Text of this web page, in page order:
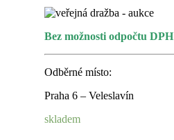
Bez možnosti odpočtu DPH
Odběrné místo:
Praha 6 – Veleslavín
skladem